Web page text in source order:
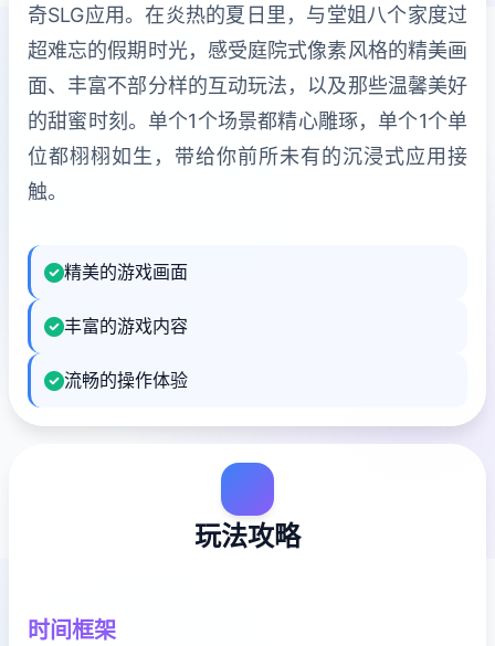
奇SLG应用。在炎热的夏日里，与堂姐八个家度过
超难忘的假期时光，感受庭院式像素风格的精美画
面、丰富不部分样的互动玩法，以及那些温馨美好
的甜蜜时刻。单个1个场景都精心雕琢，单个1个单
位都栩栩如生，带给你前所未有的沉浸式应用接
触。
精美的游戏画面
丰富的游戏内容
流畅的操作体验
玩法攻略
时间框架